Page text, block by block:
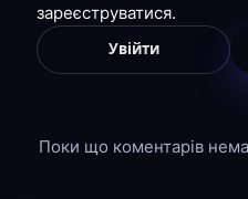
зареєструватися.
Увійти
Поки що коментарів